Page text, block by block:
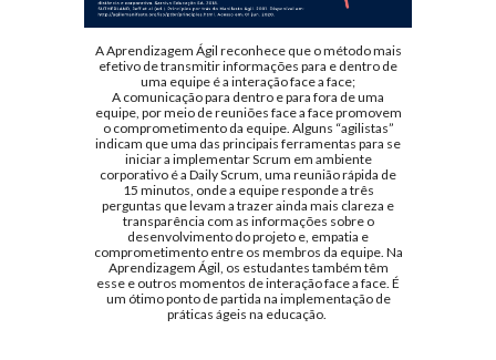
A Aprendizagem Ágil reconhece que o método mais
efetivo de transmitir informações para e dentro de
uma equipe é a interação face a face;
A comunicação para dentro e para fora de uma
equipe, por meio de reuniões face a face promovem
o comprometimento da equipe. Alguns “agilistas”
indicam que uma das principais ferramentas para se
iniciar a implementar Scrum em ambiente
corporativo é a Daily Scrum, uma reunião rápida de
15 minutos, onde a equipe responde a três
perguntas que levam a trazer ainda mais clareza e
transparência com as informações sobre o
desenvolvimento do projeto e, empatia e
comprometimento entre os membros da equipe. Na
Aprendizagem Ágil, os estudantes também têm
esse e outros momentos de interação face a face. É
um ótimo ponto de partida na implementação de
práticas ágeis na educação.